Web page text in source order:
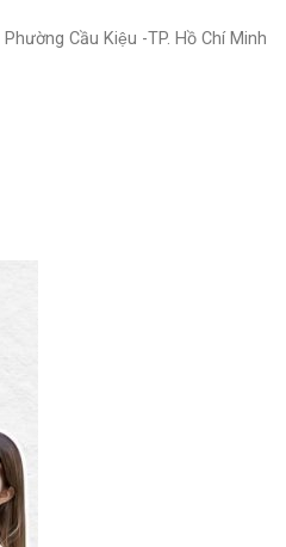
Cầu Kiệu -TP. Hồ Chí Minh